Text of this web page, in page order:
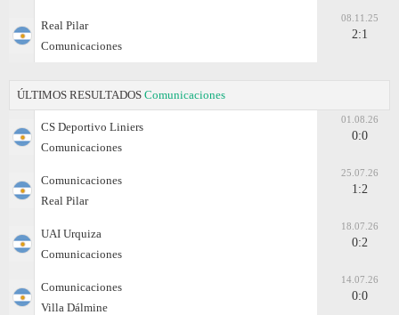
Real Pilar
Comunicaciones
08.11.25
2:1
ÚLTIMOS RESULTADOS Comunicaciones
CS Deportivo Liniers
Comunicaciones
01.08.26
0:0
Comunicaciones
Real Pilar
25.07.26
1:2
UAI Urquiza
Comunicaciones
18.07.26
0:2
Comunicaciones
Villa Dálmine
14.07.26
0:0